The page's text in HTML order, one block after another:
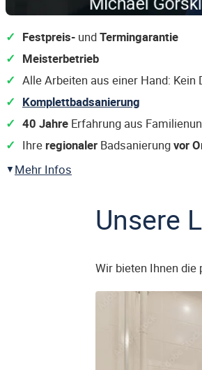
Festpreis- undTermingarantie
Meisterbetrieb
Alle Arbeiten aus einer Hand:
Komplettbadsanierung
40 Jahre Erfahrung aus
Ihre regionaler Badsanierungvor
Mehr Infos
Unsere
Wir bieten Ihnen die